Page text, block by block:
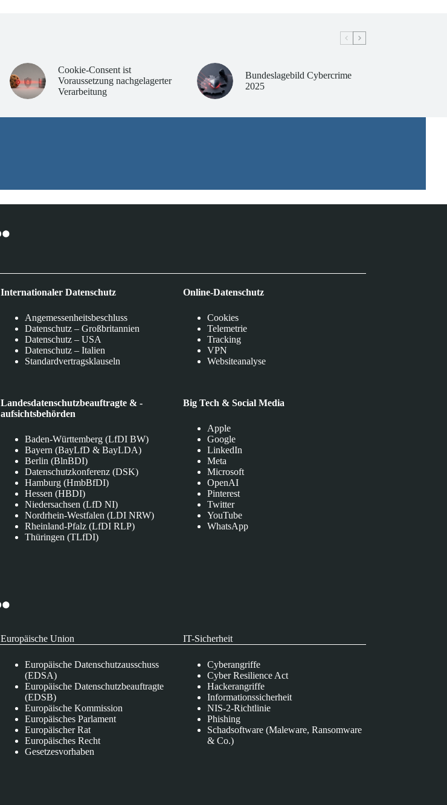
Cookie-Consent ist
Voraussetzung nachgelagerter
Verarbeitung
Bundeslagebild Cybercrime
2025
Internationaler Datenschutz
Angemessenheitsbeschluss
Datenschutz – Großbritannien
Datenschutz – USA
Datenschutz – Italien
Standardvertragsklauseln
Landesdatenschutzbeauftragte & -
aufsichtsbehörden
Baden-Württemberg (LfDI BW)
Bayern (BayLfD & BayLDA)
Berlin (BlnBDI)
Datenschutzkonferenz (DSK)
Hamburg (HmbBfDI)
Hessen (HBDI)
Niedersachsen (LfD NI)
Nordrhein-Westfalen (LDI NRW)
Rheinland-Pfalz (LfDI RLP)
Thüringen (TLfDI)
Online-Datenschutz
Cookies
Telemetrie
Tracking
VPN
Websiteanalyse
Big Tech & Social Media
Apple
Google
LinkedIn
Meta
Microsoft
OpenAI
Pinterest
Twitter
YouTube
WhatsApp
Europäische Union
Europäische Datenschutzausschuss
(EDSA)
Europäische Datenschutzbeauftragte
(EDSB)
Europäische Kommission
Europäisches Parlament
Europäischer Rat
Europäisches Recht
Gesetzesvorhaben
IT-Sicherheit
Cyberangriffe
Cyber Resilience Act
Hackerangriffe
Informationssicherheit
NIS-2-Richtlinie
Phishing
Schadsoftware (Maleware, Ransomware
& Co.)